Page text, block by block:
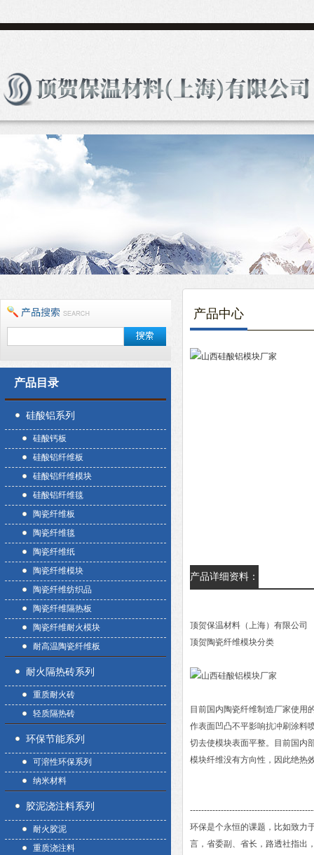
产品目录
硅酸铝系列
硅酸钙板
硅酸铝纤维板
硅酸铝纤维模块
硅酸铝纤维毯
陶瓷纤维板
陶瓷纤维毯
陶瓷纤维纸
陶瓷纤维模块
陶瓷纤维纺织品
陶瓷纤维隔热板
陶瓷纤维耐火模块
耐高温陶瓷纤维板
耐火隔热砖系列
重质耐火砖
轻质隔热砖
环保节能系列
可溶性环保系列
纳米材料
胶泥浇注料系列
耐火胶泥
重质浇注料
产品中心
产品详细资料：
顶贺保温材料（上海）有限公司
顶贺陶瓷纤维模块分类
目前国内陶瓷纤维制造厂家使用
作表面凹凸不平影响抗冲刷涂料
切去使模块表面平整。目前国内
模块纤维没有方向性，因此绝热
环保是个永恒的课题，比如致力
言，省委副、省长，路透社指出